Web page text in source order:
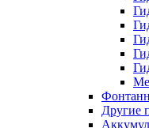
Другие